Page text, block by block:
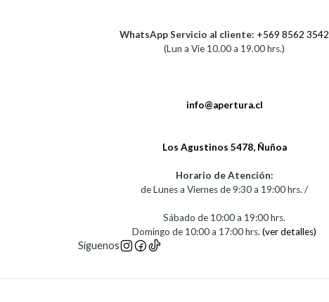
WhatsApp Servicio al cliente: +569 8562 3542
(Lun a Vie 10.00 a 19.00 hrs.)
info@apertura.cl
Los Agustinos 5478, Ñuñoa
Horario de Atención:
de Lunes a Viernes de 9:30 a 19:00 hrs. /
Sábado de 10:00 a 19:00 hrs.
Domingo de 10:00 a 17:00 hrs.(ver detalles)
Síguenos